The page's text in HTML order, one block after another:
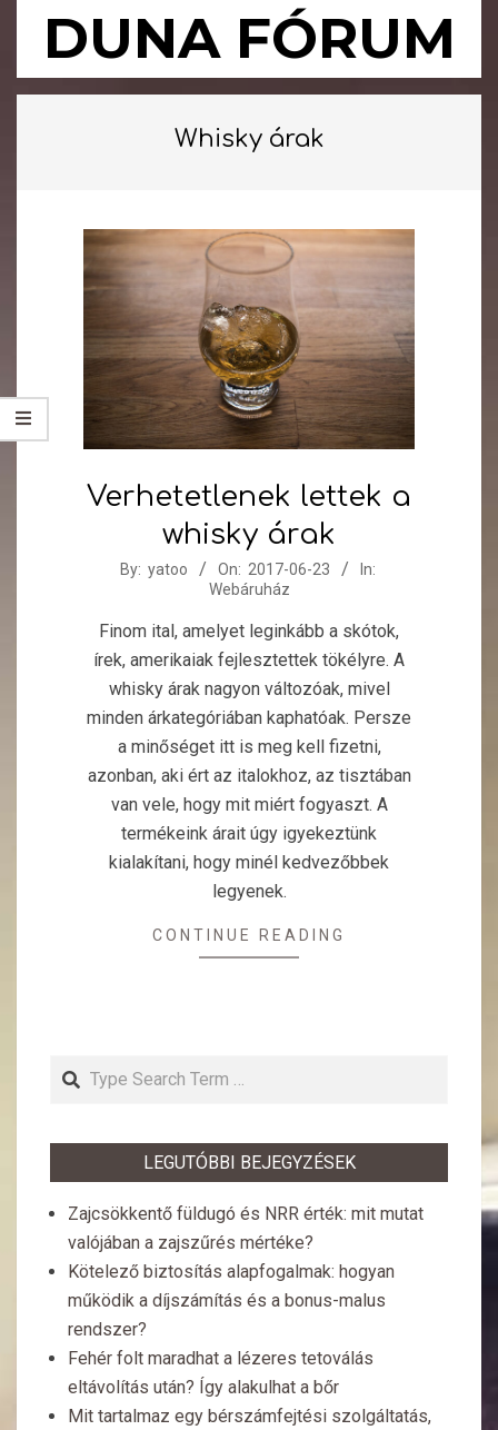
DUNA FÓRUM
Primary
Whisky árak
Verhetetlenek lettek a
whisky árak
2017-
23
By: yatoo On: 2017-06-23
In:
Webáruház
Finom ital, amelyet leginkább a skótok,
írek, amerikaiak fejlesztettek tökélyre. A
whisky árak nagyon változóak, mivel
minden árkategóriában kaphatóak. Persze
a minőséget itt is meg kell fizetni,
azonban, aki ért az italokhoz, az tisztában
van vele, hogy mit miért fogyaszt. A
termékeink árait úgy igyekeztünk
kialakítani, hogy minél kedvezőbbek
legyenek.
CONTINUE READING
Search
LEGUTÓBBI BEJEGYZÉSEK
Zajcsökkentő füldugó és NRR érték: mit mutat
valójában a zajszűrés mértéke?
Kötelező biztosítás alapfogalmak: hogyan
működik a díjszámítás és a bonus-malus
rendszer?
Fehér folt maradhat a lézeres tetoválás
eltávolítás után? Így alakulhat a bőr
Mit tartalmaz egy bérszámfejtési szolgáltatás,